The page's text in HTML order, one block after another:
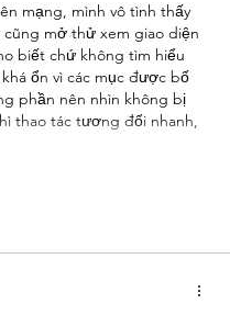
mạng, mình vô tình thấy
cũng mở thử xem giao diện
biết chứ không tìm hiểu
ổn vì các mục được bố
phần nên nhìn không bị
thao tác tương đối nhanh,